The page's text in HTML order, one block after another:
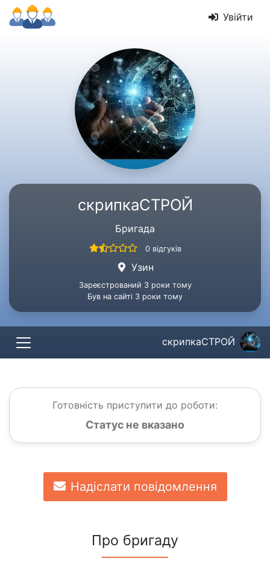
Увійти
скрипкаСТРОЙ
Бригада
0 відгуків
Узин
Зареєстрований 3 роки тому
Був на сайті 3 роки тому
скрипкаСТРОЙ
Готовність приступити до роботи:
Статус не вказано
Надіслати повідомлення
Про бригаду